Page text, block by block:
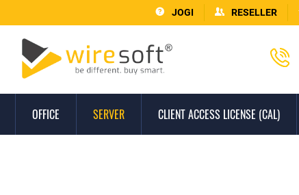
JOGI RESELLER
OFFICE SERVER CLIENT ACCESS LICENSE (CAL)